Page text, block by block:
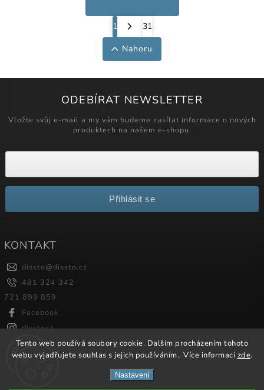
Tento web používá soubory cookie. Dalším procházením tohoto
webu vyjadřujete souhlas s jejich používáním.. Více informacízde.
Nastavení
1
31
Nahoru
ODEBÍRAT NEWSLETTER
Vložte svůj e-mail a my vám budeme zasílat informace o nových
produktech na našem e-shopu.
Přihlásit se
KONTAKT
dissto@dissto.cz
481 324 342
721 899 859
Facebook
disstocz
Shoptet| Design